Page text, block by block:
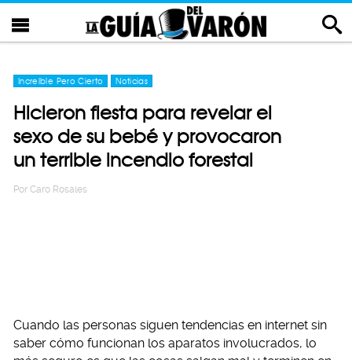
Increíble Pero Cierto Noticias
Hicieron fiesta para revelar el
sexo de su bebé y provocaron
un terrible incendio forestal
Por Caro Rosales
Cuando las personas siguen tendencias en internet sin
saber cómo funcionan los aparatos involucrados, lo